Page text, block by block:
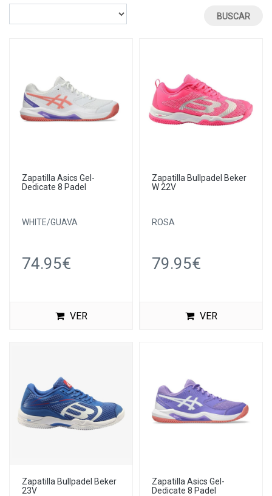
Zapatilla Asics Gel-
Dedicate 8 Padel
WHITE/GUAVA
74.95€
VER
Zapatilla Bullpadel Beker
W 22V
ROSA
79.95€
VER
Zapatilla Bullpadel Beker
23V
Zapatilla Asics Gel-
Dedicate 8 Padel